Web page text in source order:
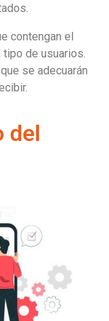
contengan el
de usuarios.
se adecuarán
del